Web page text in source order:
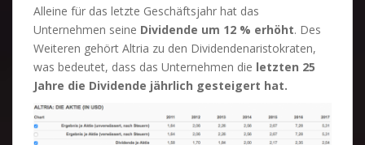
Alleine für das letzte Geschäftsjahr hat das
Unternehmen seine Dividende um 12 % erhöht. Des
Weiteren gehört Altria zu den Dividendenaristokraten,
was bedeutet, dass das Unternehmen die letzten 25
Jahre die Dividende jährlich gesteigert hat.